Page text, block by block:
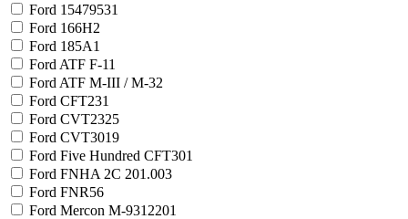
Ford 15479531
Ford 166H2
Ford 185A1
Ford ATF F-11
Ford ATF M-III / M-32
Ford CFT231
Ford CVT2325
Ford CVT3019
Ford Five Hundred CFT301
Ford FNHA 2C 201.003
Ford FNR56
Ford Mercon M-9312201